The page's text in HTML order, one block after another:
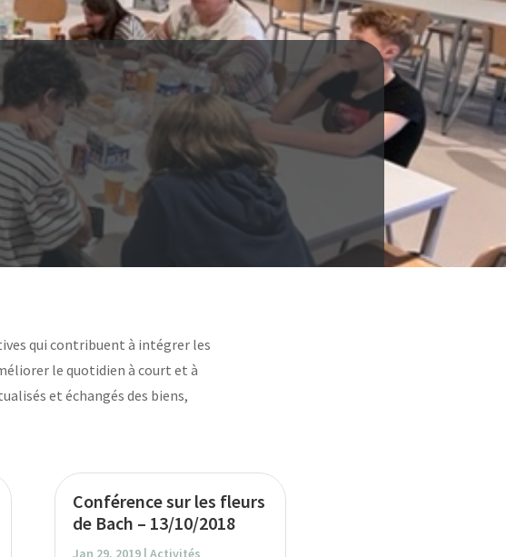
qui contribuent à intégrer les
le quotidien à court et à
et échangés des biens,
Conférence sur les fleurs
de Bach – 13/10/2018